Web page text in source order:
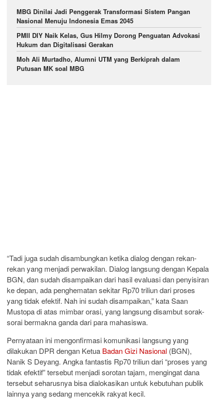
MBG Dinilai Jadi Penggerak Transformasi Sistem Pangan
Nasional Menuju Indonesia Emas 2045
PMII DIY Naik Kelas, Gus Hilmy Dorong Penguatan Advokasi
Hukum dan Digitalisasi Gerakan
Moh Ali Murtadho, Alumni UTM yang Berkiprah dalam
Putusan MK soal MBG
“Tadi juga sudah disambungkan ketika dialog dengan rekan-
rekan yang menjadi perwakilan. Dialog langsung dengan Kepala
BGN, dan sudah disampaikan dari hasil evaluasi dan penyisiran
ke depan, ada penghematan sekitar Rp70 triliun dari proses
yang tidak efektif. Nah ini sudah disampaikan,” kata Saan
Mustopa di atas mimbar orasi, yang langsung disambut sorak-
sorai bermakna ganda dari para mahasiswa.
Pernyataan ini mengonfirmasi komunikasi langsung yang
dilakukan DPR dengan Ketua Badan Gizi Nasional (BGN),
Nanik S Deyang. Angka fantastis Rp70 triliun dari “proses yang
tidak efektif” tersebut menjadi sorotan tajam, mengingat dana
tersebut seharusnya bisa dialokasikan untuk kebutuhan publik
lainnya yang sedang mencekik rakyat kecil.